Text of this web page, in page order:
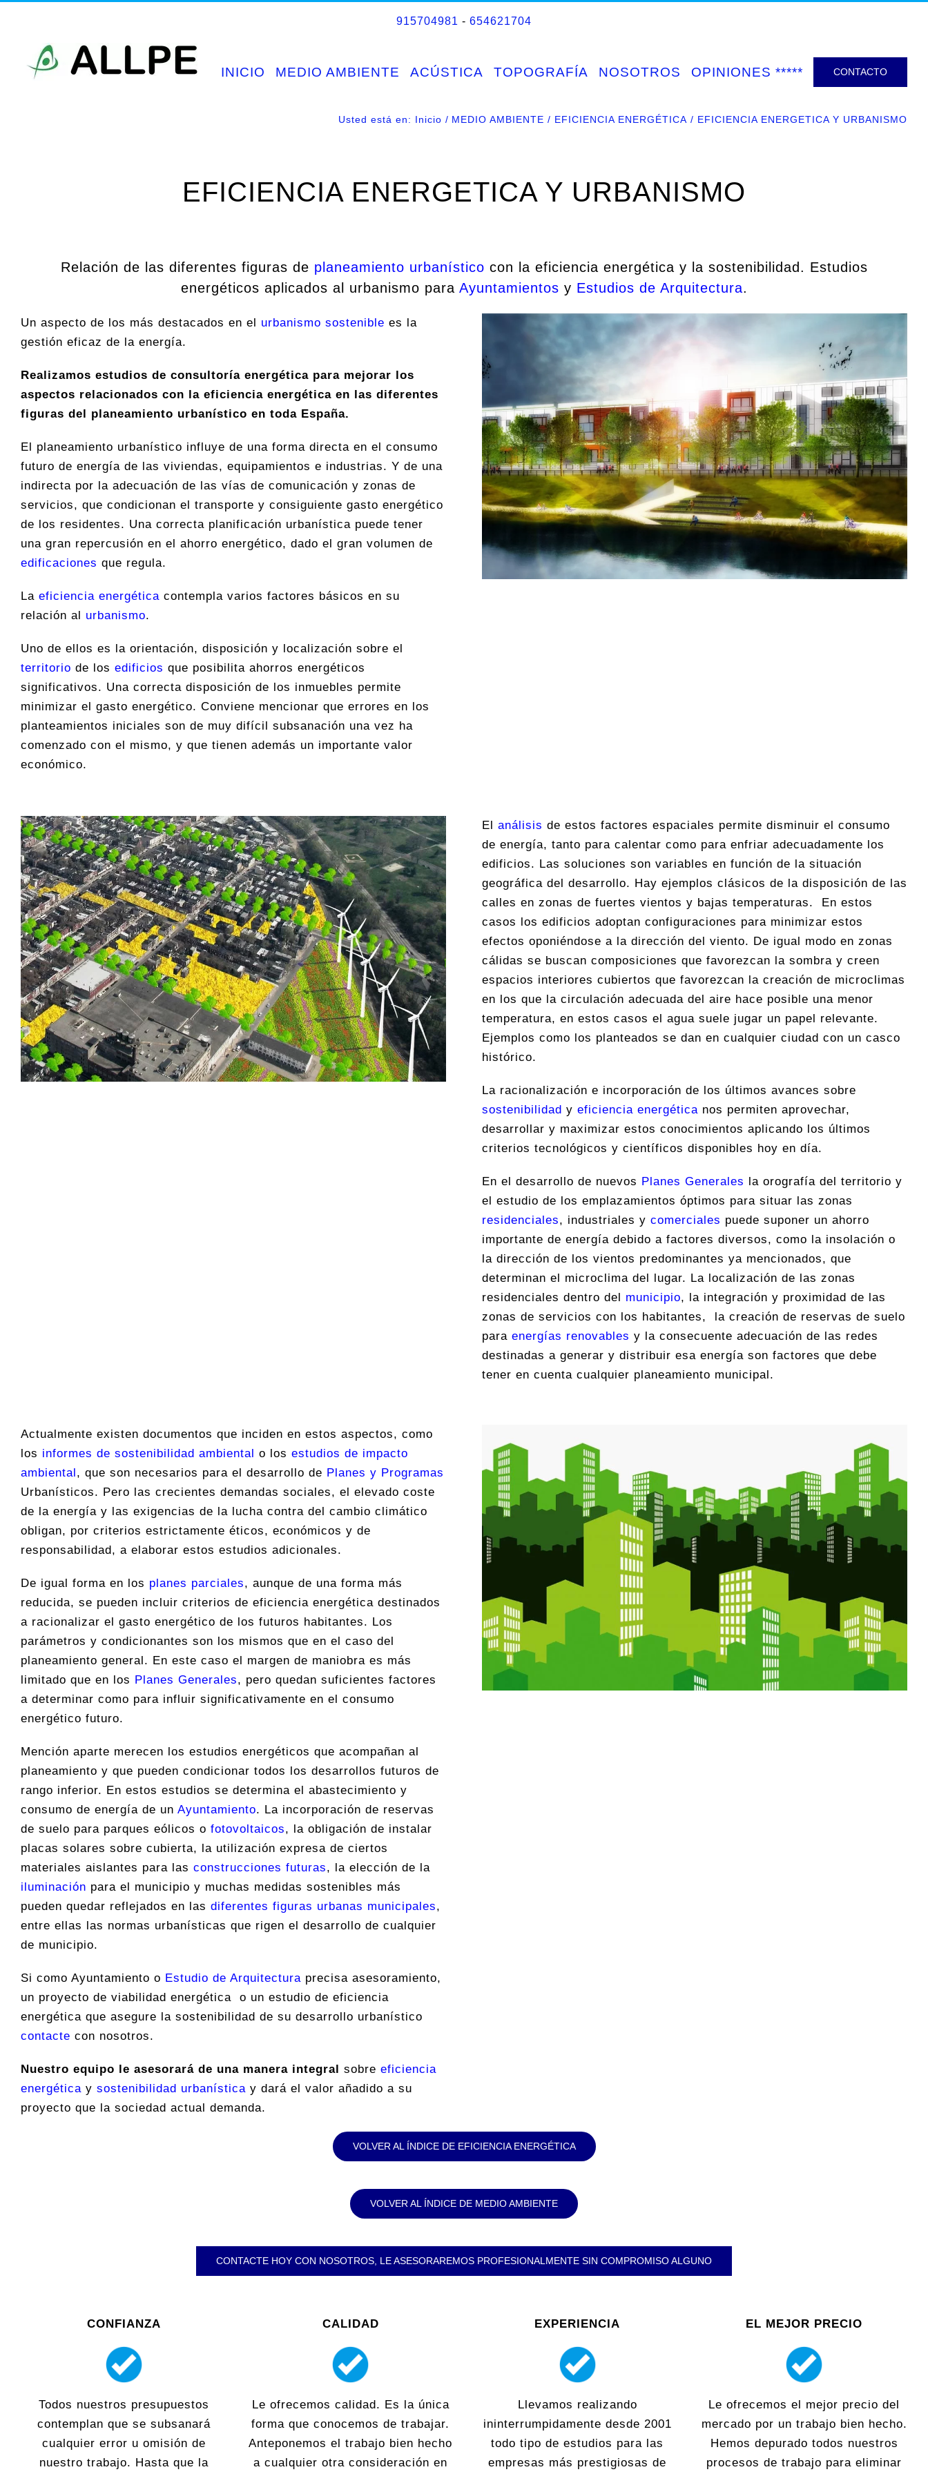
contenido
915704981 - 654621704
INICIO MEDIO AMBIENTE ACÚSTICA TOPOGRAFÍA NOSOTROS OPINIONES ***** CONTACTO
Usted está en: Inicio MEDIO AMBIENTE EFICIENCIA ENERGÉTICA EFICIENCIA ENERGETICA Y URBANISMO
EFICIENCIA ENERGETICA Y URBANISMO
Relación de las diferentes figuras de planeamiento urbanístico con la eficiencia energética y la sostenibilidad. Estudios
energéticos aplicados al urbanismo para Ayuntamientos y Estudios de Arquitectura.
Un aspecto de los más destacados en el urbanismo sostenible es la
gestión eficaz de la energía.
Realizamos estudios de consultoría energética para mejorar los
aspectos relacionados con la eficiencia energética en las diferentes
figuras del planeamiento urbanístico en toda España.
El planeamiento urbanístico influye de una forma directa en el consumo
futuro de energía de las viviendas, equipamientos e industrias. Y de una
indirecta por la adecuación de las vías de comunicación y zonas de
servicios, que condicionan el transporte y consiguiente gasto energético
de los residentes. Una correcta planificación urbanística puede tener
una gran repercusión en el ahorro energético, dado el gran volumen de
edificaciones que regula.
La eficiencia energética contempla varios factores básicos en su
relación al urbanismo.
Uno de ellos es la orientación, disposición y localización sobre el
territorio de los edificios que posibilita ahorros energéticos
significativos. Una correcta disposición de los inmuebles permite
minimizar el gasto energético. Conviene mencionar que errores en los
planteamientos iniciales son de muy difícil subsanación una vez ha
comenzado con el mismo, y que tienen además un importante valor
económico.
El análisis de estos factores espaciales permite disminuir el consumo
de energía, tanto para calentar como para enfriar adecuadamente los
edificios. Las soluciones son variables en función de la situación
geográfica del desarrollo. Hay ejemplos clásicos de la disposición de las
calles en zonas de fuertes vientos y bajas temperaturas. En estos
casos los edificios adoptan configuraciones para minimizar estos
efectos oponiéndose a la dirección del viento. De igual modo en zonas
cálidas se buscan composiciones que favorezcan la sombra y creen
espacios interiores cubiertos que favorezcan la creación de microclimas
en los que la circulación adecuada del aire hace posible una menor
temperatura, en estos casos el agua suele jugar un papel relevante.
Ejemplos como los planteados se dan en cualquier ciudad con un casco
histórico.
La racionalización e incorporación de los últimos avances sobre
sostenibilidad y eficiencia energética nos permiten aprovechar,
desarrollar y maximizar estos conocimientos aplicando los últimos
criterios tecnológicos y científicos disponibles hoy en día.
En el desarrollo de nuevos Planes Generales la orografía del territorio y
el estudio de los emplazamientos óptimos para situar las zonas
residenciales, industriales y comerciales puede suponer un ahorro
importante de energía debido a factores diversos, como la insolación o
la dirección de los vientos predominantes ya mencionados, que
determinan el microclima del lugar. La localización de las zonas
residenciales dentro del municipio, la integración y proximidad de las
zonas de servicios con los habitantes, la creación de reservas de suelo
para energías renovables y la consecuente adecuación de las redes
destinadas a generar y distribuir esa energía son factores que debe
tener en cuenta cualquier planeamiento municipal.
Actualmente existen documentos que inciden en estos aspectos, como
los informes de sostenibilidad ambiental o los estudios de impacto
ambiental , que son necesarios para el desarrollo de Planes y Programas
Urbanísticos. Pero las crecientes demandas sociales, el elevado coste
de la energía y las exigencias de la lucha contra del cambio climático
obligan, por criterios estrictamente éticos, económicos y de
responsabilidad, a elaborar estos estudios adicionales.
De igual forma en los planes parciales, aunque de una forma más
reducida, se pueden incluir criterios de eficiencia energética destinados
a racionalizar el gasto energético de los futuros habitantes. Los
parámetros y condicionantes son los mismos que en el caso del
planeamiento general. En este caso el margen de maniobra es más
limitado que en los Planes Generales, pero quedan suficientes factores
a determinar como para influir significativamente en el consumo
energético futuro.
Mención aparte merecen los estudios energéticos que acompañan al
planeamiento y que pueden condicionar todos los desarrollos futuros de
rango inferior. En estos estudios se determina el abastecimiento y
consumo de energía de un Ayuntamiento. La incorporación de reservas
de suelo para parques eólicos o fotovoltaicos, la obligación de instalar
placas solares sobre cubierta, la utilización expresa de ciertos
materiales aislantes para las construcciones futuras, la elección de la
iluminación para el municipio y muchas medidas sostenibles más
pueden quedar reflejados en las diferentes figuras urbanas municipales,
entre ellas las normas urbanísticas que rigen el desarrollo de cualquier
de municipio.
Si como Ayuntamiento o Estudio de Arquitecturaprecisa asesoramiento,
un proyecto de viabilidad energética o un estudio de eficiencia
energética que asegure la sostenibilidad de su desarrollo urbanístico
contacte con nosotros.
Nuestro equipo le asesorará de una manera integral sobre eficiencia
energéticay sostenibilidad urbanísticay dará el valor añadido a su
proyecto que la sociedad actual demanda.
VOLVER AL ÍNDICE DE EFICIENCIA ENERGÉTICA
VOLVER AL ÍNDICE DE MEDIO AMBIENTE
CONTACTE HOY CON NOSOTROS, LE ASESORAREMOS PROFESIONALMENTE SIN COMPROMISO ALGUNO
CONFIANZA
Todos nuestros presupuestos
contemplan que se subsanará
cualquier error u omisión de
nuestro trabajo. Hasta que la
CALIDAD
Le ofrecemos calidad. Es la única
forma que conocemos de trabajar.
Anteponemos el trabajo bien hecho
a cualquier otra consideración en
EXPERIENCIA
Llevamos realizando
ininterrumpidamente desde 2001
todo tipo de estudios para las
empresas más prestigiosas de
EL MEJOR PRECIO
Le ofrecemos el mejor precio del
mercado por un trabajo bien hecho.
Hemos depurado todos nuestros
procesos de trabajo para eliminar